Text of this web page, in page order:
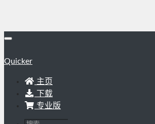
Quicker
主页
下载
专业版